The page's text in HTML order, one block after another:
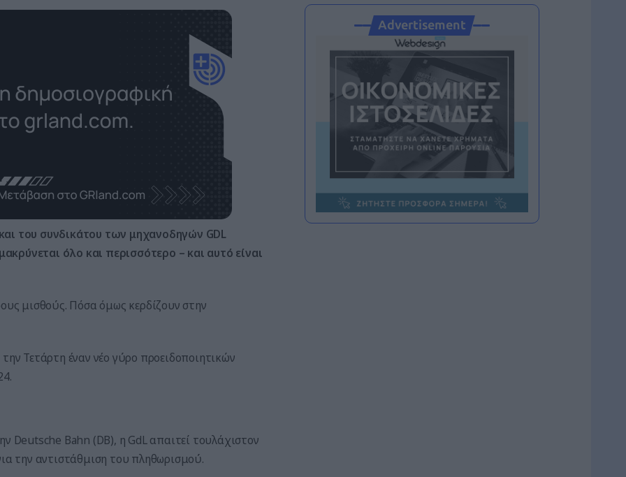
του συνδικάτου των μηχανοδηγών GDL
όλο και περισσότερο – και αυτό είναι
μισθούς. Πόσα όμως κερδίζουν στην
Τετάρτη έναν νέο γύρο προειδοποιητικών
Deutsche Bahn (DB), η GdL απαιτεί τουλάχιστον
την αντιστάθμιση του πληθωρισμού.
Advertisement